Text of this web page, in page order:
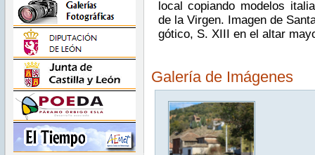
local copiando modelos
de la Virgen. Imagen de
gótico, S. XIII en el altar
Galería de Imágenes